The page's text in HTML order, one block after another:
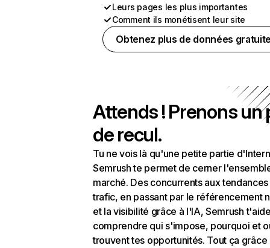
Leurs pages les plus importantes
Comment ils monétisent leur site
Obtenez plus de données
Attends ! Prenons un
de recul.
Tu ne vois là qu'une petite partie
Semrush te permet de cerner
marché. Des concurrents aux
trafic, en passant par le référencement
et la visibilité grâce à l'IA, Semrush
comprendre qui s'impose, pourquoi et
trouvent tes opportunités. Tout ça grâce